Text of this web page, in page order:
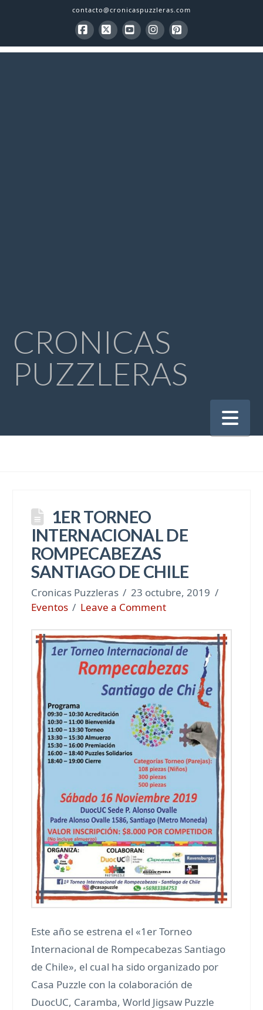
contacto@cronicaspuzzleras.com
Facebook
X YouTubeInstagram
Pinterest
CRONICAS
PUZZLERAS
1ER TORNEO
INTERNACIONAL DE
ROMPECABEZAS
SANTIAGO DE CHILE
Cronicas Puzzleras
23 octubre, 2019
Eventos
Leave a Comment
Este año se estrena el «1er Torneo
Internacional de Rompecabezas Santiago
de Chile», el cual ha sido organizado por
Casa Puzzle con la colaboración de
DuocUC, Caramba, World Jigsaw Puzzle